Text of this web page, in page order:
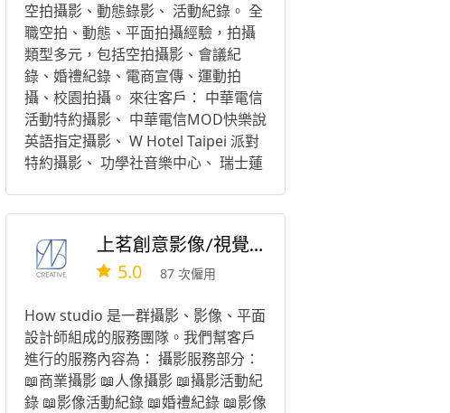
空拍攝影、動態錄影、 活動紀錄。 全
職空拍、動態、平面拍攝經驗，拍攝
類型多元，包括空拍攝影、會議紀
錄、婚禮紀錄、電商宣傳、運動拍
攝、校園拍攝。 來往客戶： 中華電信
活動特約攝影、 中華電信MOD快樂說
英語指定攝影、 W Hotel Taipei 派對
特約攝影、 功學社音樂中心、 瑞士蓮
上茗創意影像/視覺製作
5.0 87 次僱用
How studio 是一群攝影、影像、平面
設計師組成的服務團隊。我們幫客戶
進行的服務內容為： 攝影服務部分：
📖商業攝影 📖人像攝影 📖攝影活動紀
錄 📖影像活動紀錄 📖婚禮紀錄 📖影像